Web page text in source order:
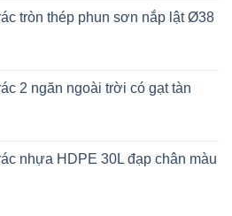
tròn thép phun sơn nắp lật Ø38
2 ngăn ngoài trời có gạt tàn
nhựa HDPE 30L đạp chân màu